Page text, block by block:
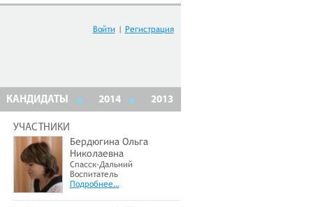
Войти | Регистрация
КАНДИДАТЫ 2014 2013
УЧАСТНИКИ
Бердюгина Ольга
Николаевна
Спасск-Дальний
Воспитатель
Подробнее…